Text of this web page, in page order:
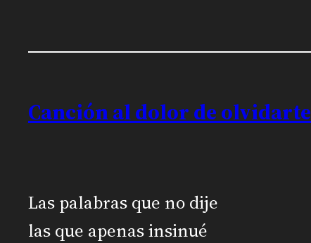
Canción al dolor de olvidarte
Las palabras que no dije
las que apenas insinué